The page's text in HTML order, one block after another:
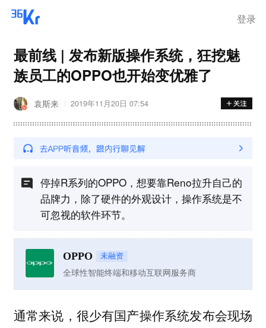
登录
最前线 | 发布新版操作系统，狂挖魅
族员工的OPPO也开始变优雅了
袁斯来 2019年11月20日 07:54
停掉R系列的OPPO，想要靠Reno拉升自己的
品牌力，除了硬件的外观设计，操作系统是不
可忽视的软件环节。
OPPO 未融资
全球性智能终端和移动互联网服务商
通常来说，很少有国产操作系统发布会现场